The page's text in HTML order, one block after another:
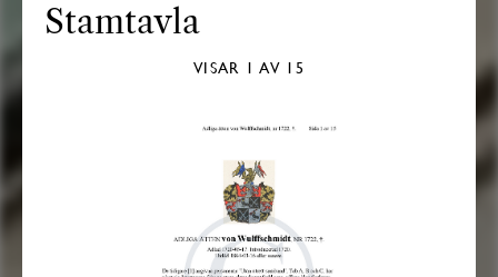
Stamtavla
VISAR 1 AV 15